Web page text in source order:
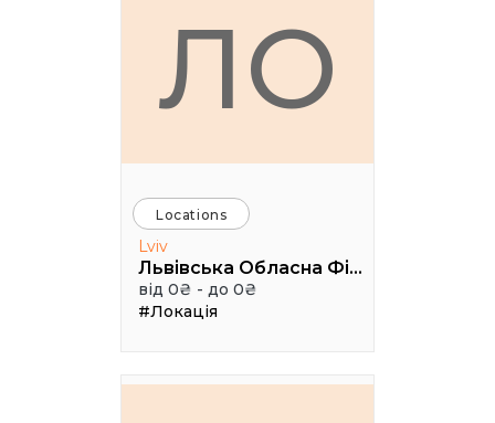
ЛО
Locations
Lviv
Львівська Обласна Філармонія
від 0₴ - до 0₴
#Локація